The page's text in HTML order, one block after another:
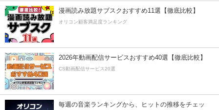
漫画読み放題サブスクおすすめ11選【徹底比較】
オリコン顧客満足度ランキング
2026年動画配信サービスおすすめ40選【徹底比較】
CS動画配信サービス20選
毎週の音楽ランキングから、ヒットの推移をチェッ